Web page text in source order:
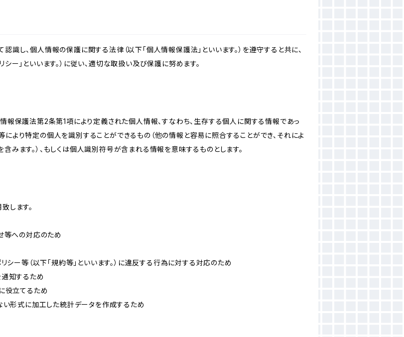
識し、個人情報の保護に関する法律（以下「個人情報保護法」といいます。）を遵守すると共に、
ー」といいます。）に従い、適切な取扱い及び保護に努めます。
報保護法第2条第1項により定義された個人情報、すなわち、生存する個人に関する情報であっ
より特定の個人を識別することができるもの（他の情報と容易に照合することができ、それによ
みます。）、もしくは個人識別符号が含まれる情報を意味するものとします。
します。
等への対応のため
シー等（以下「規約等」といいます。）に違反する行為に対する対応のため
通知するため
役立てるため
い形式に加工した統計データを作成するため